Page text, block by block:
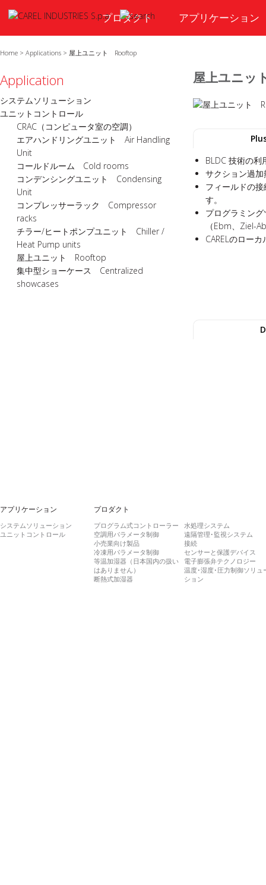
プロダクト アプリケーション
Home > Applications > 屋上ユニット Rooftop
屋上ユニ
BLDC 技術の
サクション過
フィールドの
す。
プログラミン
（Ebm、Ziel-
CARELのロー
Application
システムソリューション
ユニットコントロール
CRAC（コンピュータ室の空調）
エアハンドリングユニット Air Handling
Unit
コールドルーム Cold rooms
コンデンシングユニット Condensing
Unit
コンプレッサーラック Compressor
racks
チラー/ヒートポンプユニット Chiller /
Heat Pump units
屋上ユニット Rooftop
集中型ショーケース Centralized
showcases
アプリケーション
システムソリューション
ユニットコントロール
プロダクト
プログラム式コントローラー
空調用パラメータ制御
小売業向け製品
冷凍用パラメータ制御
等温加湿器（日本国内の扱い
はありません）
断熱式加湿器
水処理システム
遠隔管理･監視システム
接続
センサーと保護デバイス
電子膨張弁テクノロジー
温度･湿度･圧力制御ソリュ
ション